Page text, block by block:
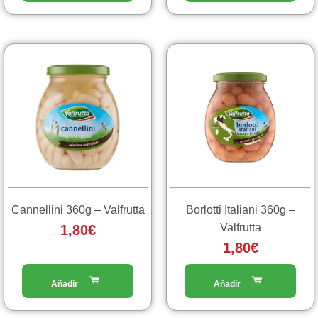
Cannellini 360g – Valfrutta
1,80€
Borlotti Italiani 360g –
Valfrutta
1,80€